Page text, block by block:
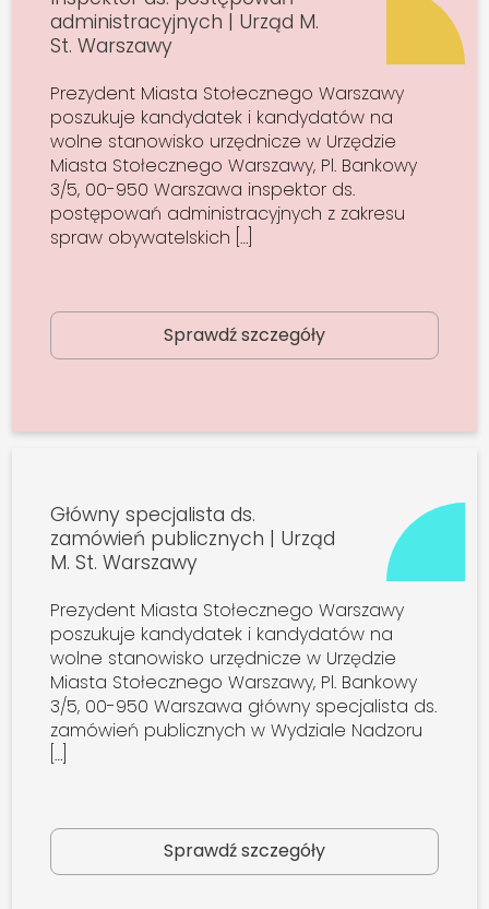
administracyjnych | Urząd M.
St. Warszawy
Prezydent Miasta Stołecznego Warszawy
poszukuje kandydatek i kandydatów na
wolne stanowisko urzędnicze w Urzędzie
Miasta Stołecznego Warszawy, Pl. Bankowy
3/5, 00-950 Warszawa inspektor ds.
postępowań administracyjnych z zakresu
spraw obywatelskich […]
Sprawdź szczegóły
Główny specjalista ds.
zamówień publicznych | Urząd
M. St. Warszawy
Prezydent Miasta Stołecznego Warszawy
poszukuje kandydatek i kandydatów na
wolne stanowisko urzędnicze w Urzędzie
Miasta Stołecznego Warszawy, Pl. Bankowy
3/5, 00-950 Warszawa główny specjalista ds.
zamówień publicznych w Wydziale Nadzoru
[…]
Sprawdź szczegóły